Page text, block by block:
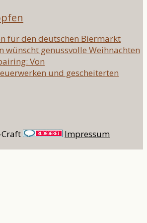
für den deutschen Biermarkt
wünscht genussvolle Weihnachten
Von
und gescheiterten
Impressum